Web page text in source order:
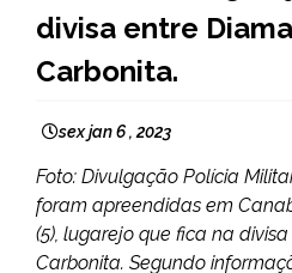
divisa entre
Carbonita.
sex jan 6 , 2023
Foto: Divulgação Polícia
foram apreendidas em
(5), lugarejo que fica na
Carbonita. Segundo